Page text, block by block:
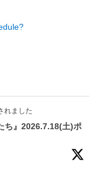
れました
ち』2026.7.18(土)ポ